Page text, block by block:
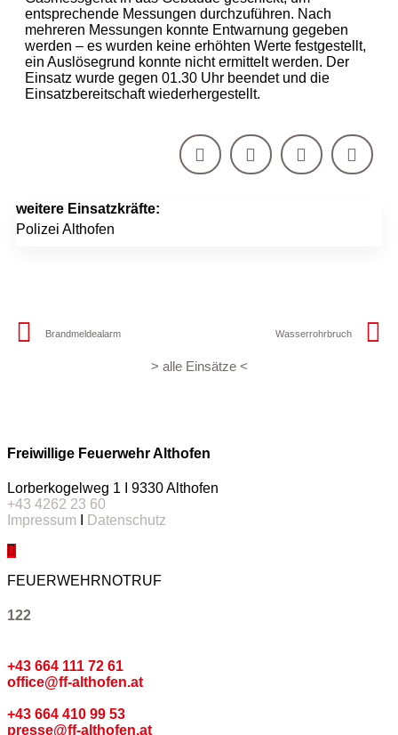
entsprechende Messungen durchzuführen. Nach
mehreren Messungen konnte Entwarnung gegeben
werden – es wurden keine erhöhten Werte festgestellt,
ein Auslösegrund konnte nicht ermittelt werden. Der
Einsatz wurde gegen 01.30 Uhr beendet und die
Einsatzbereitschaft wiederhergestellt.
weitere Einsatzkräfte:
Polizei Althofen
Brandmeldealarm Wasserrohrbruch
> alle Einsätze <
Freiwillige Feuerwehr Althofen
Lorberkogelweg 1 I 9330 Althofen
+43 4262 23 60
Impressum
Datenschutz
FEUERWEHRNOTRUF
122
+43 664 111 72 61
office@ff-althofen.at
+43 664 410 99 53
presse@ff-althofen.at